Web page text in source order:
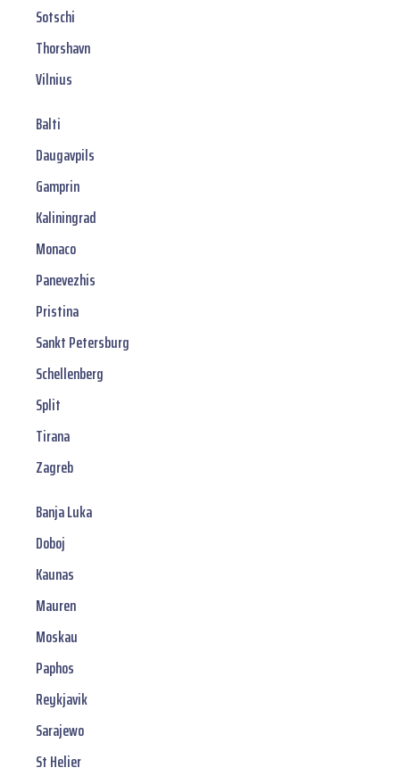
Sotschi
Thorshavn
Vilnius
Balti
Daugavpils
Gamprin
Kaliningrad
Monaco
Panevezhis
Pristina
Sankt Petersburg
Schellenberg
Split
Tirana
Zagreb
Banja Luka
Doboj
Kaunas
Mauren
Moskau
Paphos
Reykjavik
Sarajewo
St Helier